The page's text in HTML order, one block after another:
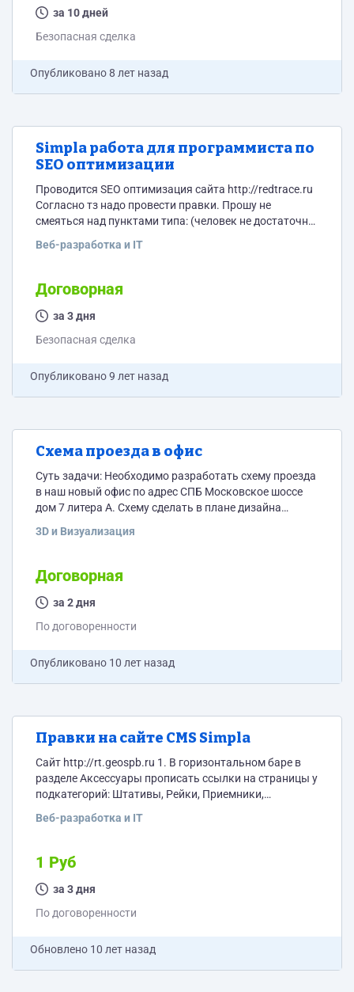
Сверстать дизайн на шаблон. Сайт будет
испанский. Контент на всех языках есть. Надо
за 10 дней
Безопасная сделка
Опубликовано8 лет назад
Simpla работа для программиста по
SEO оптимизации
Проводится SEO оптимизация сайта http://redtrace.ru
Согласно тз надо провести правки. Прошу не
смеяться над пунктами типа: (человек не достаточно
файлы Стили, прописанные через тег Стили,
рекомендуется вынести в отдельный файл чтобы при
загрузке страниц снизить количество запросов к
серверу.. Или это: Важно! для страниц, где будут
Веб-разработка и IT
Договорная
за 3 дня
Безопасная сделка
Опубликовано9 лет назад
Схема проезда в офис
Суть задачи: Необходимо разработать схему проезда
в наш новый офис по адрес СПБ Московское шоссе
дом 7 литера А. Схему сделать в плане дизайна
Прикладываю к заданию схему с путями прохода и
движение, красным - автомобильное. В помощь могу
предоставить исходники схемы образца.
3D и Визуализация
Договорная
за 2 дня
По договоренности
Опубликовано 10 лет назад
Правки на сайте CMS Simpla
Сайт http://rt.geospb.ru 1. В горизонтальном баре в
разделе Аксессуары прописать ссылки на страницы у
подкатегорий: Штативы, Рейки, Приемники,
выбор нескольких параметров в одной категории.
категории никакие товары не отображаются. 3.
Откорректировать отображение сопутствующих
товаров. Сейчас у сопутствующий товаров не
название товара. 4. Сделать так, чтобы...
Веб-разработка и IT
1 Руб
за 3 дня
По договоренности
Обновлено 10 лет назад